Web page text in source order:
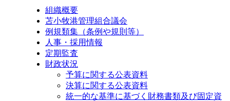
組織概要
苫小牧港管理組合議会
例規類集（条例や規則等）
人事・採用情報
定期監査
財政状況
予算に関する公表資料
決算に関する公表資料
統一的な基準に基づく財務書類及び固定資